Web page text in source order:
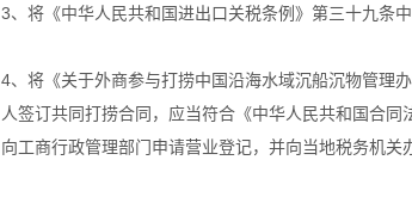
3、将《中华人民共和国进出口关税条例》第三十九条中
4、将《关于外商参与打捞中国沿海水域沉船沉物管理
人签订共同打捞合同，应当符合《中华人民共和国合
向工商行政管理部门申请营业登记，并向当地税务机关